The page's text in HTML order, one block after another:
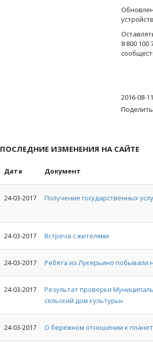
8 800 100
2016-08-11
ПОСЛЕДНИЕ ИЗМЕНЕНИЯ НА САЙТЕ
Дата Документ
24-03-2017 Получение государственных
24-03-2017 Встреча с жителями
24-03-2017 Ребята из Лукерьино побывали
24-03-2017
Результат проверки
сельский дом культуры»
24-03-2017 О бережном отношении к